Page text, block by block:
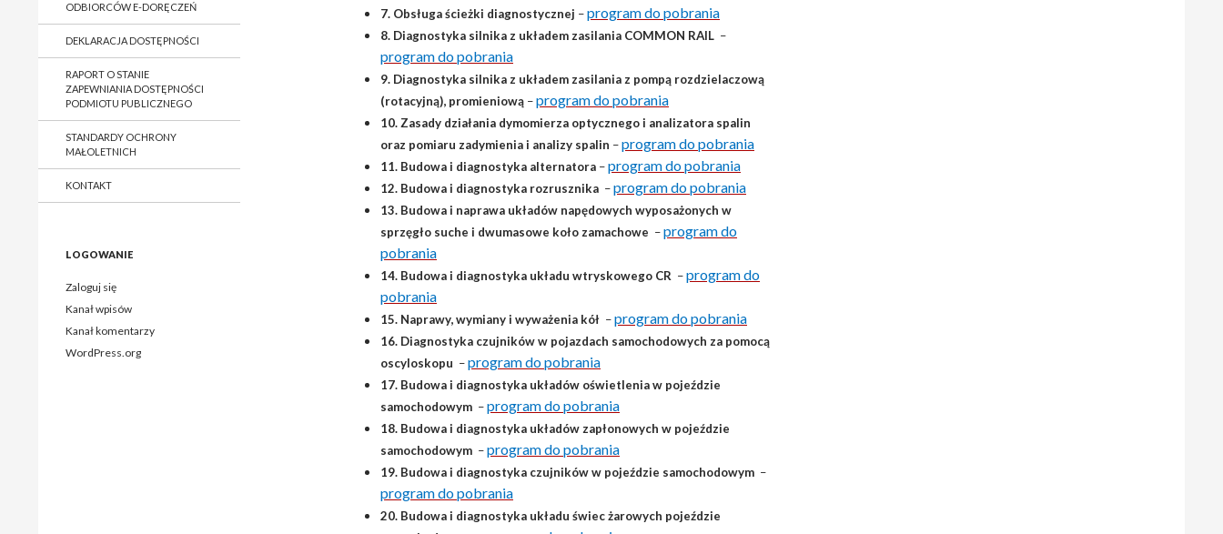
7. Obsługa ścieżki diagnostycznej –program do pobrania
8. Diagnostyka silnika z układem zasilania COMMON RAIL –
program do pobrania
9. Diagnostyka silnika z układem zasilania z pompą rozdzielaczową
(rotacyjną), promieniową –program do pobrania
10. Zasady działania dymomierza optycznego i analizatora spalin
oraz pomiaru zadymienia i analizy spalin –program do pobrania
11. Budowa i diagnostyka alternatora –program do pobrania
12. Budowa i diagnostyka rozrusznika –program do pobrania
13. Budowa i naprawa układów napędowych wyposażonych w
sprzęgło suche i dwumasowe koło zamachowe –program do
pobrania
14. Budowa i diagnostyka układu wtryskowego CR –program do
pobrania
15. Naprawy, wymiany i wyważenia kół –program do pobrania
16. Diagnostyka czujników w pojazdach samochodowych za pomocą
oscyloskopu –program do pobrania
17. Budowa i diagnostyka układów oświetlenia w pojeździe
samochodowym –program do pobrania
18. Budowa i diagnostyka układów zapłonowych w pojeździe
samochodowym –program do pobrania
19. Budowa i diagnostyka czujników w pojeździe samochodowym –
program do pobrania
20. Budowa i diagnostyka układu świec żarowych pojeździe
ODBIORCÓW E-DORĘCZEŃ
DEKLARACJA DOSTĘPNOŚCI
RAPORT O STANIE
ZAPEWNIANIA DOSTĘPNOŚCI
PODMIOTU PUBLICZNEGO
STANDARDY OCHRONY
MAŁOLETNICH
KONTAKT
LOGOWANIE
Zaloguj się
Kanał wpisów
Kanał komentarzy
WordPress.org